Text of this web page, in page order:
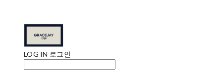
LOG IN 로그인